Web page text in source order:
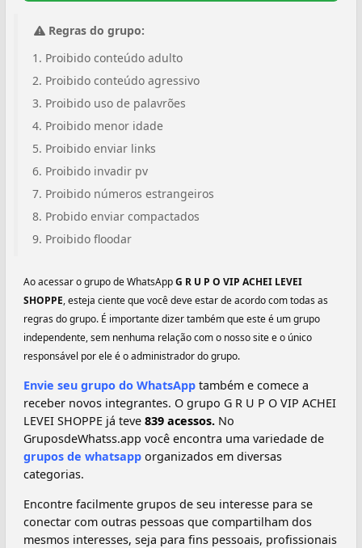
Regras do grupo:
Proibido conteúdo adulto
Proibido conteúdo agressivo
Proibido uso de palavrões
Proibido menor idade
Proibido enviar links
Proibido invadir pv
Proibido números estrangeiros
Probido enviar compactados
Proibido floodar
Ao acessar o grupo de WhatsAppG R U P O VIP ACHEI LEVEI
SHOPPE, esteja ciente que você deve estar de acordo com todas as
regras do grupo. É importante dizer também que este é um grupo
independente, sem nenhuma relação com o nosso site e o único
responsável por ele é o administrador do grupo.
Envie seu grupo do WhatsApp também e comece a
receber novos integrantes. O grupo G R U P O VIP ACHEI
LEVEI SHOPPE já teve 839 acessos. No
GruposdeWhatss.app você encontra uma variedade de
grupos de whatsapp organizados em diversas
categorias.
Encontre facilmente grupos de seu interesse para se
conectar com outras pessoas que compartilham dos
mesmos interesses, seja para fins pessoais, profissionais